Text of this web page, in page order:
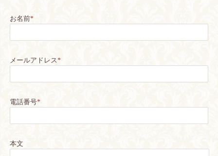
お名前*
メールアドレス*
電話番号*
本文